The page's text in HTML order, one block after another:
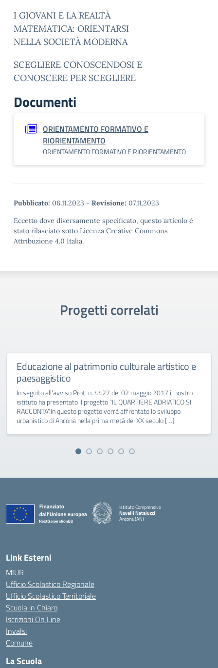
I GIOVANI E LA REALTÀ
MATEMATICA: ORIENTARSI
NELLA SOCIETÀ MODERNA
SCEGLIERE CONOSCENDOSI E
CONOSCERE PER SCEGLIERE
Documenti
ORIENTAMENTO FORMATIVO E
RIORIENTAMENTO
ORIENTAMENTO FORMATIVO E RIORIENTAMENTO
Pubblicato: 06.11.2023 - Revisione: 07.11.2023
Eccetto dove diversamente specificato, questo articolo è
stato rilasciato sotto Licenza Creative Commons
Attribuzione 4.0 Italia.
Progetti correlati
Educazione al patrimonio culturale artistico e
paesaggistico
In seguito all’avviso Prot. n. 4427 del 02 maggio 2017 il nostro
istituto ha presentato il progetto “IL QUARTIERE ADRIATICO SI
RACCONTA”.In questo progetto verrà affrontato lo sviluppo
urbanistico di Ancona nella prima metà del XX secolo […]
Istituto Comprensivo
Novelli Natalucci
Ancona (AN)
Link Esterni
MIUR
Ufficio Scolastico Regionale
Ufficio Scolastico Territoriale
Scuola in Chiaro
Iscrizioni On Line
Invalsi
Comune
La Scuola